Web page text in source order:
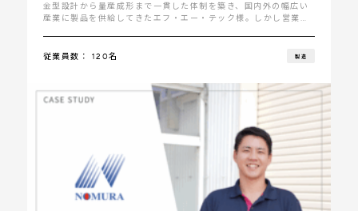
金型設計から量産成形まで一貫した体制を築き、国内外の幅広い
産業に製品を供給してきたエフ・エー・テック様。しかし営業活
従業員数： 120名 製造